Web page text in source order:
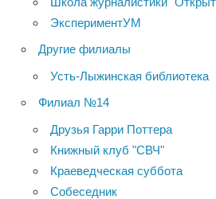
ЭкспериментУМ
Другие филиалы
Усть-Лыжинская библиотека
Филиал №14
Друзья Гарри Поттера
Книжный клуб "СВЧ"
Краеведческая суббота
Собеседник